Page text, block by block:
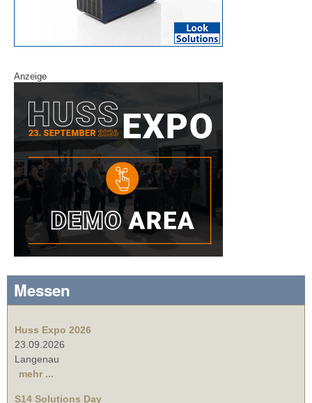
Anzeige
Messen
Huss Expo 2026
23.09.2026
Langenau
mehr ...
S14 Solutions Day